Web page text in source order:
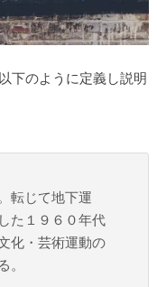
下のように定義し説明
転じて地下運
た１９６０年代
化・芸術運動の
。